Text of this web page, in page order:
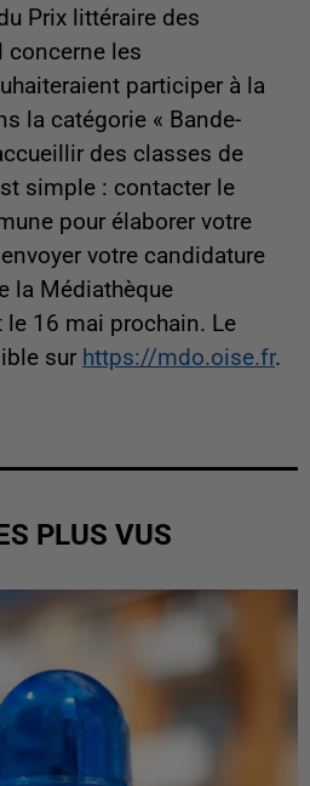
Prix littéraire des
concerne les
participer à la
la catégorie « Bande-
des classes de
simple : contacter le
pour élaborer votre
votre candidature
la Médiathèque
16 mai prochain. Le
sur https://mdo.oise.fr.
PLUS VUS